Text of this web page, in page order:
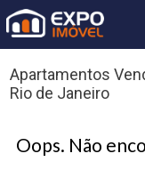
Apartamentos
Rio de Janeiro
Oops. Não